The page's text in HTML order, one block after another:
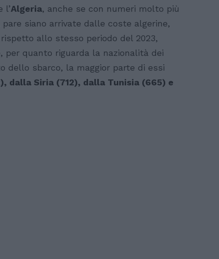
l’Algeria, anche se con numeri molto più
siano arrivate dalle coste algerine,
allo stesso periodo del 2023,
per quanto riguarda la nazionalità dei
dello sbarco, la maggior parte di essi
dalla Siria (712), dalla Tunisia (665) e